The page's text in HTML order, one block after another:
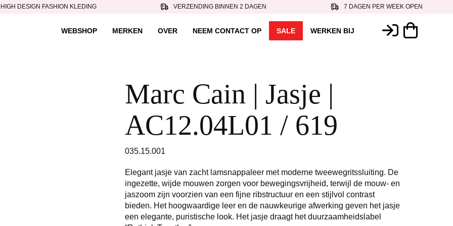
HIGH DESIGN FASHION KLEDING VERZENDING BINNEN 2 DAGEN 7 DAGEN PER WEEK OPEN
WEBSHOP MERKEN OVER NEEM CONTACT OP SALE WERKEN BIJ
Marc Cain | Jasje |
AC12.04L01 / 619
035.15.001
Elegant jasje van zacht lamsnappaleer met moderne tweewegritssluiting. De
ingezette, wijde mouwen zorgen voor bewegingsvrijheid, terwijl de mouw- en
jaszoom zijn voorzien van een fijne ribstructuur en een stijlvol contrast
bieden. Het hoogwaardige leer en de nauwkeurige afwerking geven het jasje
een elegante, puristische look. Het jasje draagt het duurzaamheidslabel